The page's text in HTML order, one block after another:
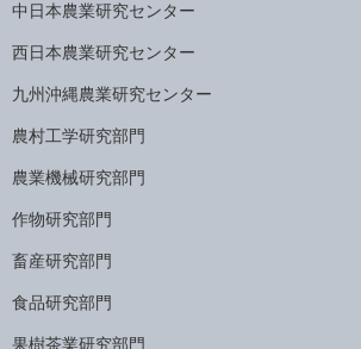
中日本農業研究センター
西日本農業研究センター
九州沖縄農業研究センター
農村工学研究部門
農業機械研究部門
作物研究部門
畜産研究部門
食品研究部門
果樹茶業研究部門